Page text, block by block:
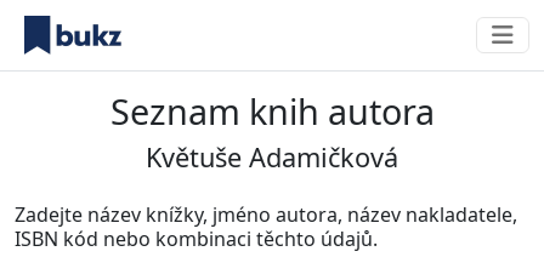
Seznam knih autora
Květuše Adamičková
Zadejte název knížky, jméno autora, název nakladatele,
ISBN kód nebo kombinaci těchto údajů.